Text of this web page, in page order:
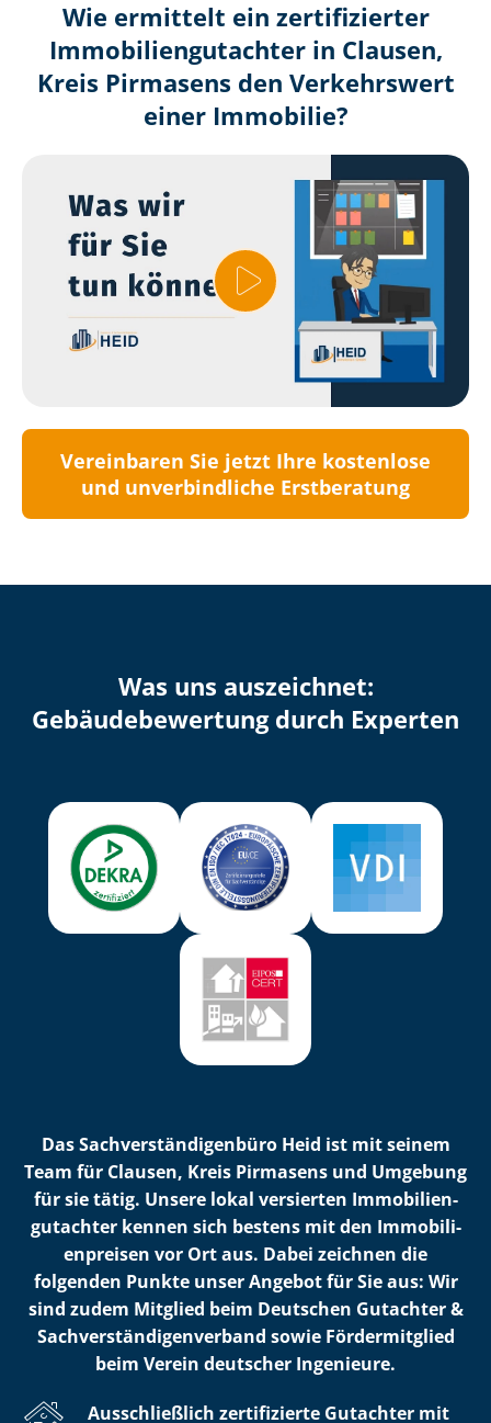
Wie ermittelt ein zertifizierter
Immobilien­gutachter in Clausen,
Kreis Pirmasens den Verkehrswert
einer Immobilie?
Vereinbaren Sie jetzt Ihre kostenlose
und unverbindliche Erstberatung
Was uns auszeichnet:
Ge­bäu­de­be­wer­tung durch Experten
Das Sach­ver­stän­di­gen­bü­ro Heid ist mit seinem
Team für Clausen, Kreis Pirmasens und Umgebung
für sie tätig. Unsere lokal versierten Im­mo­bi­li­en­
gut­ach­ter kennen sich bestens mit den Im­mo­bi­li­
en­prei­sen vor Ort aus. Dabei zeichnen die
folgenden Punkte unser Angebot für Sie aus: Wir
sind zudem Mitglied beim Deutschen Gutachter &
Sach­ver­stän­di­gen­ver­band sowie Fördermitglied
beim Verein deutscher Ingenieure.
Ausschließlich zertifizierte Gutachter mit